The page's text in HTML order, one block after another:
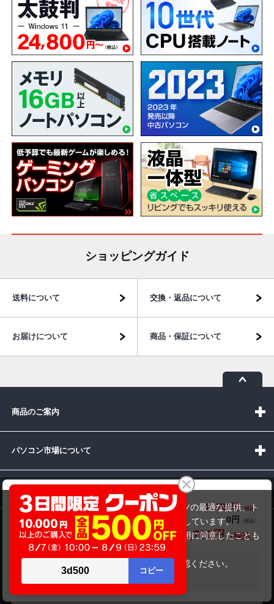
商品価格(税込) 44,780円
オプション小計価格(税込)
0円
商品合計価格(税込)
44,780円
在庫がありません
ショッピングガイド
送料について 交換・返品について
お届けについて 商品・保証について
商品のご案内
パソコン市場について
お問い合わせ
受付時間：10:00~19:00(休業:日曜日)
当サイトでは利用体験の向上およびコンテンツの最適な提供、ト
ラフィックの分析を目的としてCookieを使用しています。
サイトの閲覧を継続された場合、Cookieの利用に同意したことも
のといたします。
をご確認ください。
承諾する